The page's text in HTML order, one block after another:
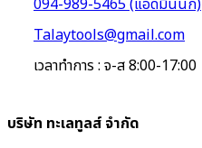
094-989-5465 (แอดมินนก)
Talaytools@gmail.com
เวลาทำการ : จ-ส 8:00-17:00
บริษัท ทะเลทูลส์ จำกัด